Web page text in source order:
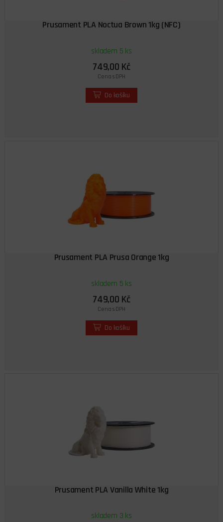
Prusament PLA Noctua Brown 1kg (NFC)
skladem 5 ks
749,00 Kč
Cena s DPH
Do košíku
Prusament PLA Prusa Orange 1kg
skladem 5 ks
749,00 Kč
Cena s DPH
Do košíku
Prusament PLA Vanilla White 1kg
skladem 3 ks